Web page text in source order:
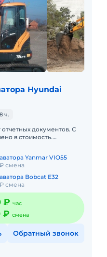
Hyundai
ч.
отчетных документов. С
в стоимость.
Yanmar VIO55
смена
Bobcat E32
смена
₽ час
₽ смена
Обратный звонок